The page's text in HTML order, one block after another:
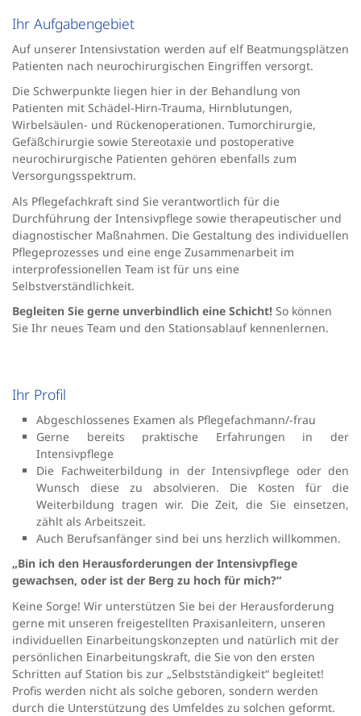
Ihr Aufgabengebiet
Auf unserer Intensivstation werden auf elf Beatmungsplätzen
Patienten nach neurochirurgischen Eingriffen versorgt.
Die Schwerpunkte liegen hier in der Behandlung von
Patienten mit Schädel-Hirn-Trauma, Hirnblutungen,
Wirbelsäulen- und Rückenoperationen. Tumorchirurgie,
Gefäßchirurgie sowie Stereotaxie und postoperative
neurochirurgische Patienten gehören ebenfalls zum
Versorgungsspektrum.
Als Pflegefachkraft sind Sie verantwortlich für die
Durchführung der Intensivpflege sowie therapeutischer und
diagnostischer Maßnahmen. Die Gestaltung des individuellen
Pflegeprozesses und eine enge Zusammenarbeit im
interprofessionellen Team ist für uns eine
Selbstverständlichkeit.
Begleiten Sie gerne unverbindlich eine Schicht! So können
Sie Ihr neues Team und den Stationsablauf kennenlernen.
Ihr Profil
Abgeschlossenes Examen als Pflegefachmann/-frau
Gerne bereits praktische Erfahrungen in der
Intensivpflege
Die Fachweiterbildung in der Intensivpflege oder den
Wunsch diese zu absolvieren. Die Kosten für die
Weiterbildung tragen wir. Die Zeit, die Sie einsetzen,
zählt als Arbeitszeit.
Auch Berufsanfänger sind bei uns herzlich willkommen.
„Bin ich den Herausforderungen der Intensivpflege
gewachsen, oder ist der Berg zu hoch für mich?“
Keine Sorge! Wir unterstützen Sie bei der Herausforderung
gerne mit unseren freigestellten Praxisanleitern, unseren
individuellen Einarbeitungskonzepten und natürlich mit der
persönlichen Einarbeitungskraft, die Sie von den ersten
Schritten auf Station bis zur „Selbstständigkeit“ begleitet!
Profis werden nicht als solche geboren, sondern werden
durch die Unterstützung des Umfeldes zu solchen geformt.